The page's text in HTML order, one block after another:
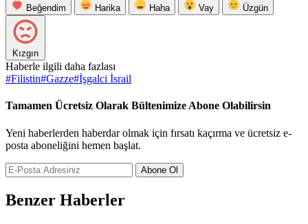
Beğendim Harika Haha Vay Üzgün
Kızgın
Haberle ilgili daha fazlası
#Filistin#Gazze#İşgalci İsrail
Tamamen Ücretsiz Olarak Bültenimize Abone Olabilirsin
Yeni haberlerden haberdar olmak için fırsatı kaçırma ve ücretsiz e-
posta aboneliğini hemen başlat.
Abone Ol
Benzer Haberler